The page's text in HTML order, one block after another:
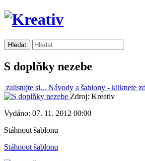
S doplňky nezebe
zalistujte si... Návody a šablony - kliknete
Zdroj: Kreativ
Vydáno: 07. 11. 2012 00:00
Stáhnout šablonu
Stáhnout šablonu